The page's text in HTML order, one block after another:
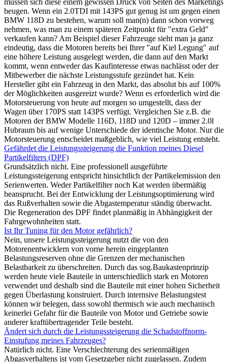
beugen. Wenn ein 2.0TDI mit 143PS gut genug ist um gegen einen
BMW 118D zu bestehen, warum soll man(n) dann schon vorweg
nehmen, was man zu einem späteren Zeitpunkt für "extra Geld"
verkaufen kann? Am Beispiel dieser Fahrzeuge sieht man ja ganz
eindeutig, dass die Motoren bereits bei Ihrer "auf Kiel Legung" auf
eine höhere Leistung ausgelegt werden, die dann auf den Markt
kommt, wenn entweder das Kaufinteresse etwas nachlässt oder der
Mitbewerber die nächste Leistungsstufe gezündet hat. Kein
Hersteller gibt ein Fahrzeug in den Markt, das absolut bis auf 100%
der Möglichkeiten ausgereizt wurde? Wenn es erforderlich wird die
Motorsteuerung von heute auf morgen so umgestellt, dass der
Wagen über 170PS statt 143PS verfügt. Vergleichen Sie z.B. die
Motoren der BMW Modelle 116D, 118D und 120D – immer 2.0l
Hubraum bis auf wenige Unterschiede der identische Motor. Nur die
Motorsteuerung entscheidet maßgeblich, wie viel Leistung entsteht.
Gefährdet die Leistungssteigerung die Funktion meines Diesel
Partikelfilters (DPF)
Grundsätzlich nicht. Eine professionell ausgeführte
Leistungssteigerung entspricht hinsichtlich der Partikelemission den
Serienwerten. Weder Partikelfilter noch Kat werden übermäßig
beansprucht. Bei der Entwicklung der Leistungsoptimierung wird
das Rußverhalten sowie die Abgastemperatur ständig überwacht.
Die Regeneration des DPF findet planmäßig in Abhängigkeit der
Fahrgewohnheiten statt.
Ist Ihr Tuning für den Motor gefährlich?
Nein, unsere Leistungssteigerung nutzt die von den
Motorenentwicklern von vorne herein eingeplanten
Belastungsreserven ohne die Grenzen der mechanischen
Belastbarkeit zu überschreiten. Durch das sog.Baukastenprinzip
werden heute viele Bauteile in unterschiedlich stark en Motoren
verwendet und deshalb sind die Bauteile mit einer hohen Sicherheit
gegen Überlastung konstruiert. Durch internsive Belastungstest
können wir belegen, dass sowohl thermisch wie auch mechanisch
keinerlei Gefahr für die Bauteile von Motor und Getriebe sowie
anderer kraftübertragender Teile besteht.
Ändert sich durch die Leistungssteigerung die Schadstoffnorm-
Einstufung meines Fahrzeuges?
Natürlich nicht. Eine Verschlechterung des serienmäßigen
Abgasverhaltens ist vom Gesetzgeber nicht zugelassen. Zudem